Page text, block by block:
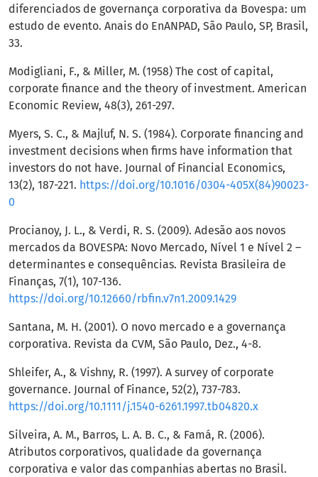
diferenciados de governança corporativa da Bovespa: um
estudo de evento. Anais do EnANPAD, São Paulo, SP, Brasil,
33.
Modigliani, F., & Miller, M. (1958) The cost of capital,
corporate finance and the theory of investment. American
Economic Review, 48(3), 261-297.
Myers, S. C., & Majluf, N. S. (1984). Corporate financing and
investment decisions when firms have information that
investors do not have. Journal of Financial Economics,
13(2), 187-221. https://doi.org/10.1016/0304-405X(84)90023-
0
Procianoy, J. L., & Verdi, R. S. (2009). Adesão aos novos
mercados da BOVESPA: Novo Mercado, Nível 1 e Nível 2 –
determinantes e consequências. Revista Brasileira de
Finanças, 7(1), 107-136.
https://doi.org/10.12660/rbfin.v7n1.2009.1429
Santana, M. H. (2001). O novo mercado e a governança
corporativa. Revista da CVM, São Paulo, Dez., 4-8.
Shleifer, A., & Vishny, R. (1997). A survey of corporate
governance. Journal of Finance, 52(2), 737-783.
https://doi.org/10.1111/j.1540-6261.1997.tb04820.x
Silveira, A. M., Barros, L. A. B. C., & Famá, R. (2006).
Atributos corporativos, qualidade da governança
corporativa e valor das companhias abertas no Brasil.